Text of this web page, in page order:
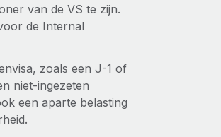
van de VS te zijn.
de Internal
zoals een J-1 of
niet-ingezeten
een aparte belasting